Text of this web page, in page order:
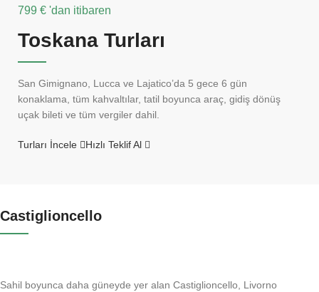
799 € 'dan itibaren
Toskana Turları
San Gimignano, Lucca ve Lajatico’da 5 gece 6 gün
konaklama, tüm kahvaltılar, tatil boyunca araç, gidiş dönüş
uçak bileti ve tüm vergiler dahil.
Turları İncele Hızlı Teklif Al
Castiglioncello
Sahil boyunca daha güneyde yer alan Castiglioncello, Livorno